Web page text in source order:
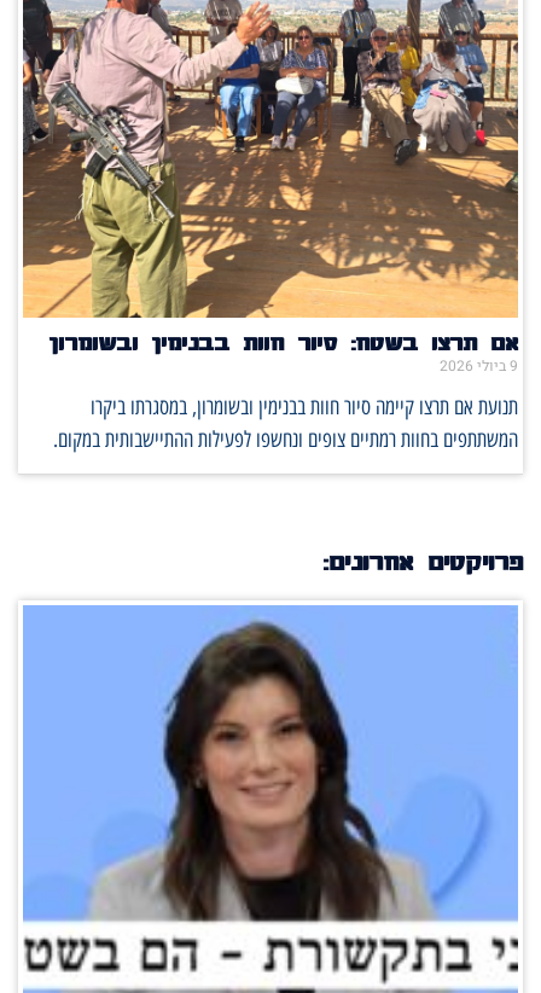
אם תרצו בשטח: סיור חוות בבנימין ובשומרון
9 ביולי 2026
תנועת אם תרצו קיימה סיור חוות בבנימין ובשומרון, במסגרתו ביקרו
המשתתפים בחוות רמתיים צופים ונחשפו לפעילות ההתיישבותית במקום.
פרויקטים אחרונים: